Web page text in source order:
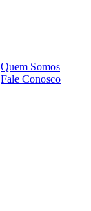
Quem Somos
Fale Conosco